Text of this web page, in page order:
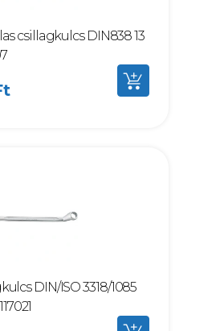
csillagkulcs DIN838 13
DIN/ISO 3318/1085